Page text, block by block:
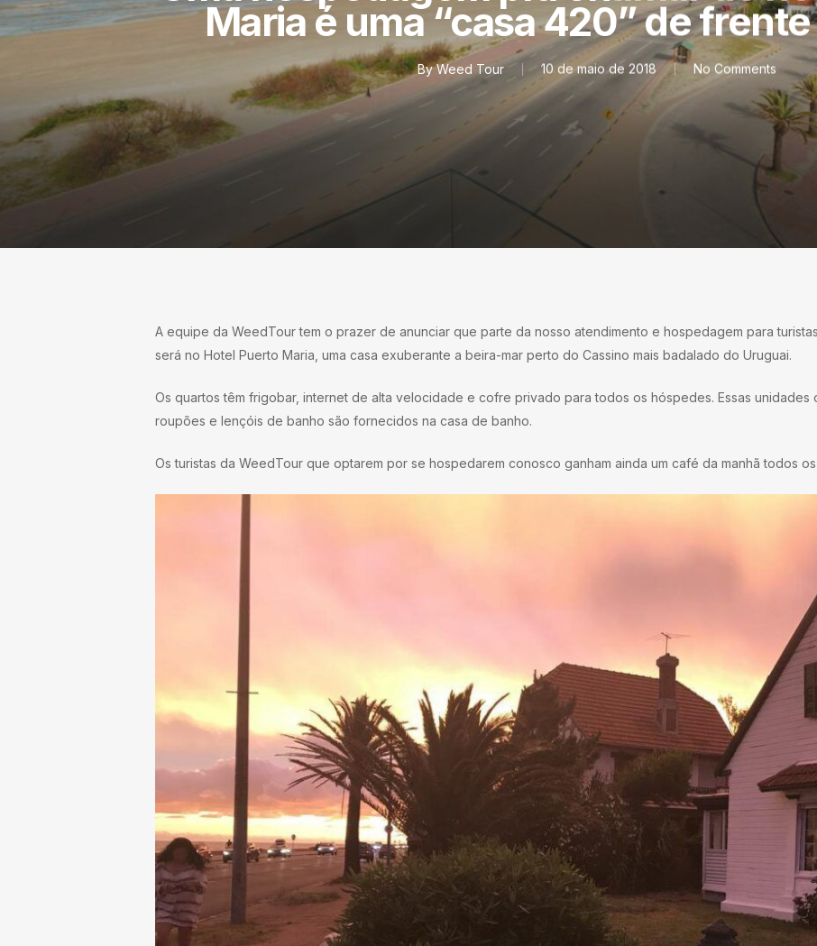
Maria é uma “casa 420” de
By Weed Tour 10 de maio de 2018 No Comments
A equipe da WeedTour tem o prazer de anunciar que parte da nosso atendimento e hospedagem para
será no Hotel Puerto Maria, uma casa exuberante a beira-mar perto do Cassino mais badalado do Uruguai.
Os quartos têm frigobar, internet de alta velocidade e cofre privado para todos os hóspedes. Essas unidades
roupões e lençóis de banho são fornecidos na casa de banho.
Os turistas da WeedTour que optarem por se hospedarem conosco ganham ainda um café da manhã todos os